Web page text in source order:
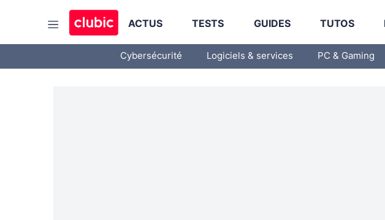
ACTUS TESTS GUIDES TUTOS
Cybersécurité Logiciels & services PC & Gaming